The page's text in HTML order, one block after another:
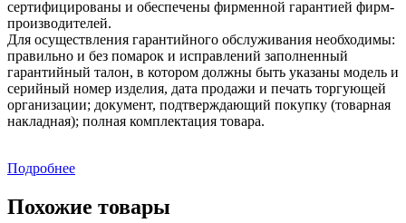
сертифицированы и обеспечены фирменной гарантией фирм-
производителей.
Для осуществления гарантийного обслуживания необходимы:
правильно и без помарок и исправлений заполненный
гарантийный талон, в котором должны быть указаны модель и
серийный номер изделия, дата продажи и печать торгующей
организации; документ, подтверждающий покупку (товарная
накладная); полная комплектация товара.
Подробнее
Похожие товары